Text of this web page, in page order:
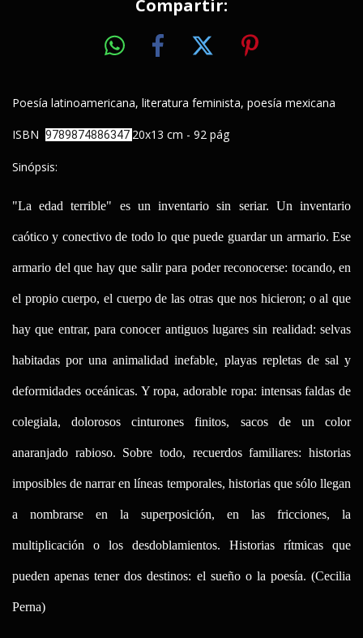
Compartir:
Poesía latinoamericana, literatura feminista, poesía mexicana
ISBN 9789874886347 20x13 cm - 92 pág
Sinópsis:
"La edad terrible" es un inventario sin seriar. Un inventario
caótico y conectivo de todo lo que puede guardar un armario. Ese
armario del que hay que salir para poder reconocerse: tocando, en
el propio cuerpo, el cuerpo de las otras que nos hicieron; o al que
hay que entrar, para conocer antiguos lugares sin realidad: selvas
habitadas por una animalidad inefable, playas repletas de sal y
deformidades oceánicas. Y ropa, adorable ropa: intensas faldas de
colegiala, dolorosos cinturones finitos, sacos de un color
anaranjado rabioso. Sobre todo, recuerdos familiares: historias
imposibles de narrar en líneas temporales, historias que sólo llegan
a nombrarse en la superposición, en las fricciones, la
multiplicación o los desdoblamientos. Historias rítmicas que
pueden apenas tener dos destinos: el sueño o la poesía. (Cecilia
Perna)